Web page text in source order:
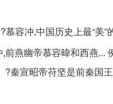
容冲,中国历史上最“美”
燕幽帝慕容暐和西燕...
秦宣昭帝苻坚是前秦国